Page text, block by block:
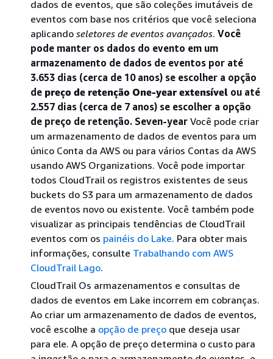
dados de eventos, que são coleções imutáveis de
eventos com base nos critérios que você seleciona
aplicando seletores de eventos avançados. Você
pode manter os dados do evento em um
armazenamento de dados de eventos por até
3.653 dias (cerca de 10 anos) se escolher a opção
de preço de retenção One-year extensível ou até
2.557 dias (cerca de 7 anos) se escolher a opção
de preço de retenção. Seven-year Você pode criar
um armazenamento de dados de eventos para um
único Conta da AWS ou para vários Contas da AWS
usando AWS Organizations. Você pode importar
todos CloudTrail os registros existentes de seus
buckets do S3 para um armazenamento de dados
de eventos novo ou existente. Você também pode
visualizar as principais tendências de CloudTrail
eventos com os painéis do Lake. Para obter mais
informações, consulte Trabalhando com AWS
CloudTrail Lago.
CloudTrail Os armazenamentos e consultas de
dados de eventos em Lake incorrem em cobranças.
Ao criar um armazenamento de dados de eventos,
você escolhe a opção de preço que deseja usar
para ele. A opção de preço determina o custo para